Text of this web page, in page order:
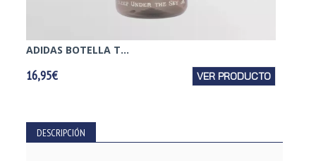
ADIDAS BOTELLA T...
16,95€ VER PRODUCTO
DESCRIPCIÓN